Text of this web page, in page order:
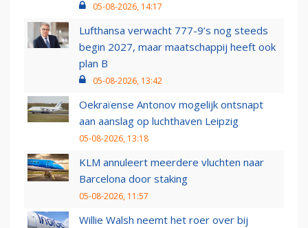
05-08-2026, 14:17
Lufthansa verwacht 777-9’s nog steeds
begin 2027, maar maatschappij heeft ook
plan B
05-08-2026, 13:42
Oekraïense Antonov mogelijk ontsnapt
aan aanslag op luchthaven Leipzig
05-08-2026, 13:18
KLM annuleert meerdere vluchten naar
Barcelona door staking
05-08-2026, 11:57
Willie Walsh neemt het roer over bij